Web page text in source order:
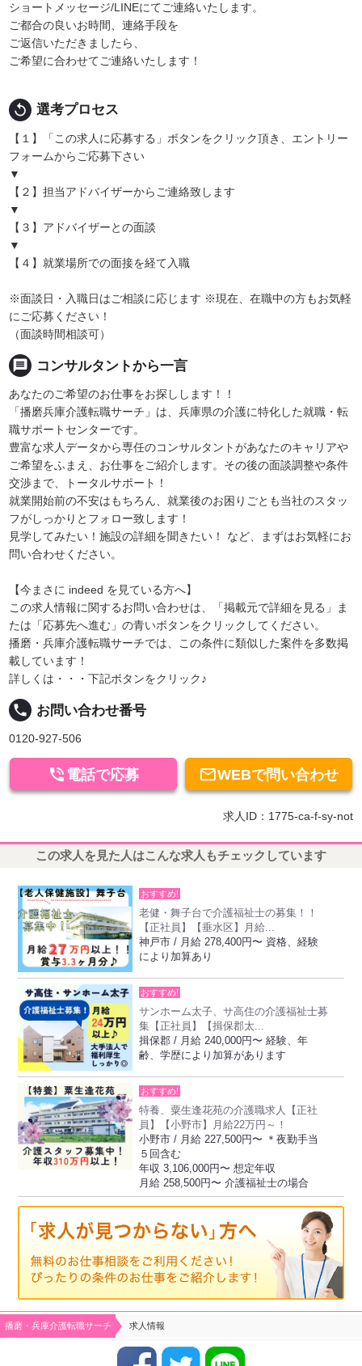
ショートメッセージ/LINEにてご連絡いたします。
ご都合の良いお時間、連絡手段を
ご返信いただきましたら、
ご希望に合わせてご連絡いたします！
replay 選考プロセス
【１】「この求人に応募する」ボタンをクリック頂き、エントリー
フォームからご応募下さい
▼
【２】担当アドバイザーからご連絡致します
▼
【３】アドバイザーとの面談
▼
【４】就業場所での面接を経て入職
※面談日・入職日はご相談に応じます ※現在、在職中の方もお気軽
にご応募ください！
（面談時間相談可）
message コンサルタントから一言
あなたのご希望のお仕事をお探しします！！
「播磨兵庫介護転職サーチ」は、兵庫県の介護に特化した就職・転
職サポートセンターです。
豊富な求人データから専任のコンサルタントがあなたのキャリアや
ご希望をふまえ、お仕事をご紹介します。その後の面談調整や条件
交渉まで、トータルサポート！
就業開始前の不安はもちろん、就業後のお困りごとも当社のスタッ
フがしっかりとフォロー致します！
見学してみたい！施設の詳細を聞きたい！ など、まずはお気軽にお
問い合わせください。
【今まさに indeed を見ている方へ】
この求人情報に関するお問い合わせは、「掲載元で詳細を見る」ま
たは「応募先へ進む」の青いボタンをクリックしてください。
播磨・兵庫介護転職サーチでは、この条件に類似した案件を多数掲
載しています！
詳しくは・・・下記ボタンをクリック♪
local_phone お問い合わせ番号
0120-927-506
WEBで問い合わせ
 電話で応募
求人ID：1775-ca-f-sy-not
この求人を見た人はこんな求人もチェックしています
おすすめ!
老健・舞子台で介護福祉士の募集！！
【正社員】【垂水区】月給...
神戸市 / 月給 278,400円〜 資格、経験
により加算あり
おすすめ!
サンホーム太子、サ高住の介護福祉士募
集【正社員】【揖保郡太...
揖保郡 / 月給 240,000円〜 経験、年
齢、学歴により加算があります
おすすめ!
特養、粟生逢花苑の介護職求人【正社
員】【小野市】月給22万円～！
小野市 / 月給 227,500円〜 ＊夜勤手当
５回含む
年収 3,106,000円〜 想定年収
月給 258,500円〜 介護福祉士の場合
播磨・兵庫介護転職サーチ 求人情報